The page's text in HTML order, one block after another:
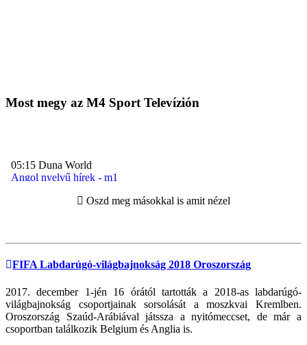
Most megy az M4 Sport Televízión
Oszd meg másokkal is amit nézel
FIFA Labdarúgó-világbajnokság 2018 Oroszország
2017. december 1-jén 16 órától tartották a 2018-as labdarúgó-
világbajnokság csoportjainak sorsolását a moszkvai Kremlben.
Oroszország Szaúd-Arábiával játssza a nyitómeccset, de már a
csoportban találkozik Belgium és Anglia is.